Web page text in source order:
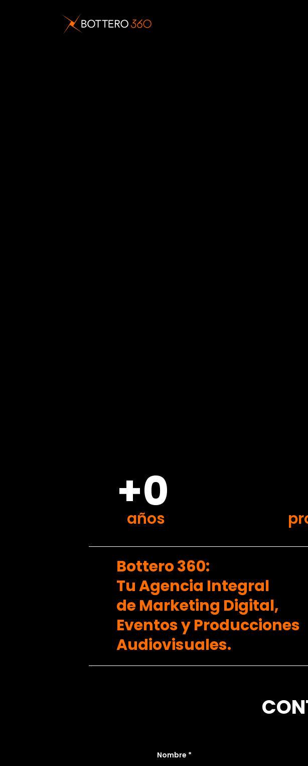
+0
años
Bottero 360:
Tu Agencia Integral
de Marketing Digital,
Eventos y Producciones
Audiovisuales.
Nombre *